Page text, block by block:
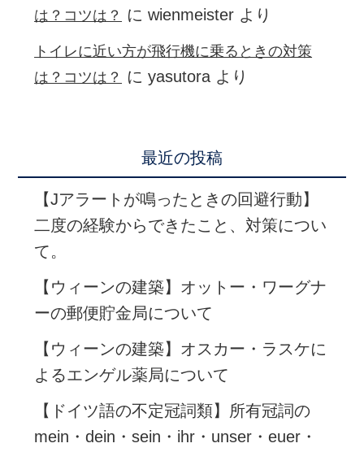
は？コツは？
にwienmeister より
トイレに近い方が飛行機に乗るときの対策
は？コツは？
にyasutora より
最近の投稿
【Jアラートが鳴ったときの回避行動】
二度の経験からできたこと、対策につい
て。
【ウィーンの建築】オットー・ワーグナ
ーの郵便貯金局について
【ウィーンの建築】オスカー・ラスケに
よるエンゲル薬局について
【ドイツ語の不定冠詞類】所有冠詞の
mein・dein・sein・ihr・unser・euer・